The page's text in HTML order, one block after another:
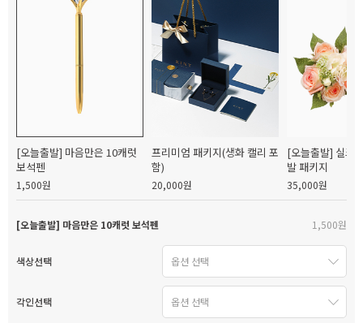
[오늘출발] 마음만은 10캐럿
보석펜
1,500원
프리미엄 패키지(생화 캘리 포
함)
20,000원
[오늘출발] 실크
발 패키지
35,000원
[오늘출발] 마음만은 10캐럿 보석펜 1,500원
색상선택
각인선택